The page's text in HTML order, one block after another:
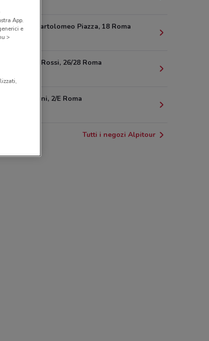
Via Carlo Bartolomeo Piazza, 18 Roma
447 m
Via G.B. De Rossi, 26/28 Roma
Via Morgagni, 2/E Roma
Tutti i negozi Alpitour
App.
e
>